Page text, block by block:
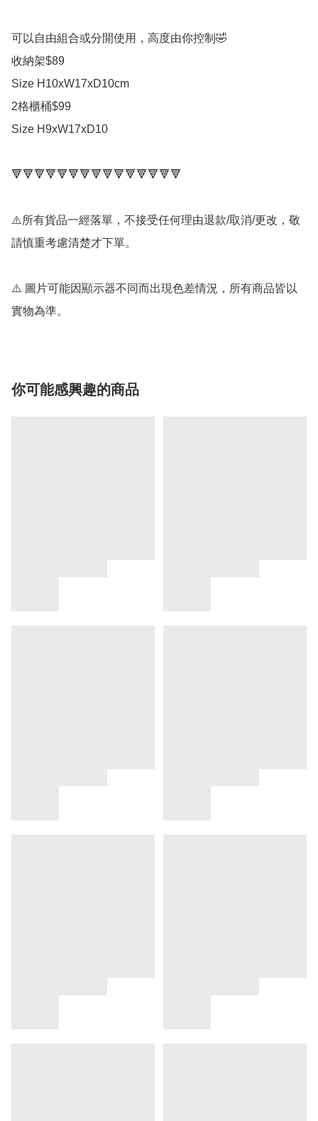
可以自由組合或分開使用，高度由你控制🤣
收納架$89
Size H10xW17xD10cm
2格櫃桶$99
Size H9xW17xD10
🔻🔻🔻🔻🔻🔻🔻🔻🔻🔻🔻🔻🔻🔻🔻
⚠️所有貨品一經落單，不接受任何理由退款/取消/更改，敬
請慎重考慮清楚才下單。
⚠️ 圖片可能因顯示器不同而出現色差情況，所有商品皆以
實物為準。
你可能感興趣的商品